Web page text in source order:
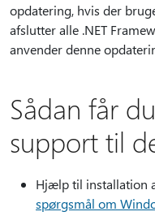
opdatering, hvis der
afslutter alle .NET
anvender denne
Sådan får
support til
Hjælp til installation
spørgsmål om